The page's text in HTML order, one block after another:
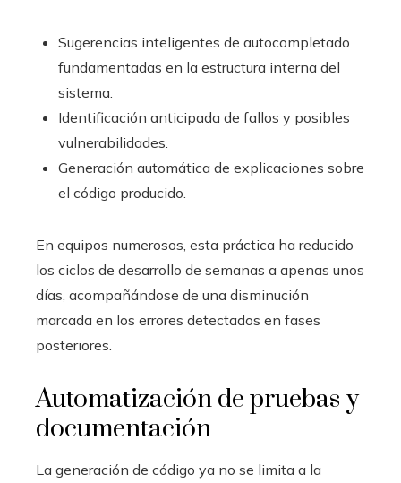
Sugerencias inteligentes de autocompletado
fundamentadas en la estructura interna del
sistema.
Identificación anticipada de fallos y posibles
vulnerabilidades.
Generación automática de explicaciones sobre
el código producido.
En equipos numerosos, esta práctica ha reducido
los ciclos de desarrollo de semanas a apenas unos
días, acompañándose de una disminución
marcada en los errores detectados en fases
posteriores.
Automatización de pruebas y
documentación
La generación de código ya no se limita a la